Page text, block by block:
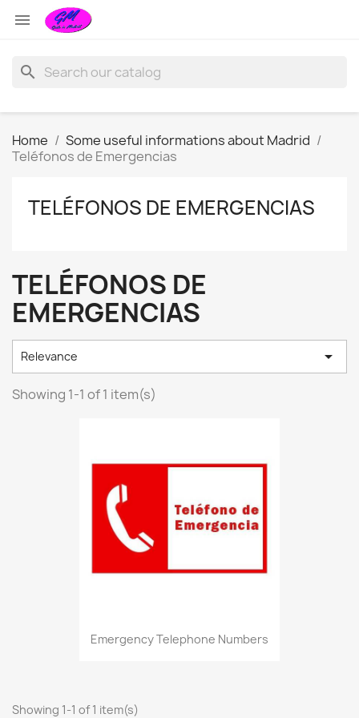

search
Home
Some useful informations about Madrid
Teléfonos de Emergencias
TELÉFONOS DE EMERGENCIAS
TELÉFONOS DE
EMERGENCIAS
Relevance 
Showing 1-1 of 1 item(s)
Emergency Telephone Numbers
Showing 1-1 of 1 item(s)